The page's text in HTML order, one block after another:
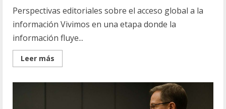
Perspectivas editoriales sobre el acceso global a la
información Vivimos en una etapa donde la
información fluye...
Leer más
more